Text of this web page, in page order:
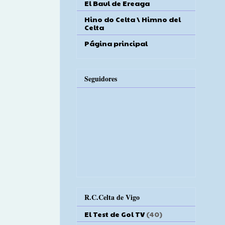
El Baul de Ereaga
Hino do Celta \ Himno del
Celta
Página principal
Seguidores
R.C.Celta de Vigo
El Test de Gol TV (40)